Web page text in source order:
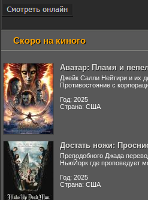
Скоро на киного
Аватар: Пламя и
Джейк Салли Нейтири и их
Противостояние с
Год: 2025
Страна: США
Достать ножи:
Преподобного Джада
НьюЙорк где проповедует
Год: 2025
Страна: США